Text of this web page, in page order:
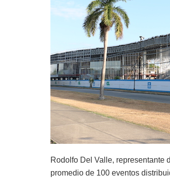
Rodolfo Del Valle, representante
promedio de 100 eventos